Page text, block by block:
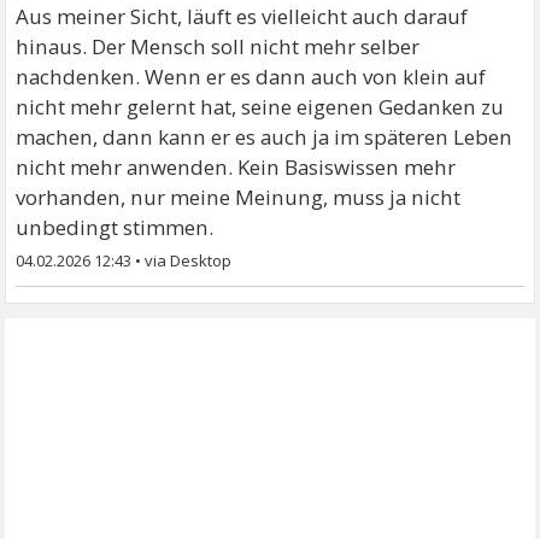
Aus meiner Sicht, läuft es vielleicht auch darauf
hinaus. Der Mensch soll nicht mehr selber
nachdenken. Wenn er es dann auch von klein auf
nicht mehr gelernt hat, seine eigenen Gedanken zu
machen, dann kann er es auch ja im späteren Leben
nicht mehr anwenden. Kein Basiswissen mehr
vorhanden, nur meine Meinung, muss ja nicht
unbedingt stimmen.
04.02.2026 12:43 •